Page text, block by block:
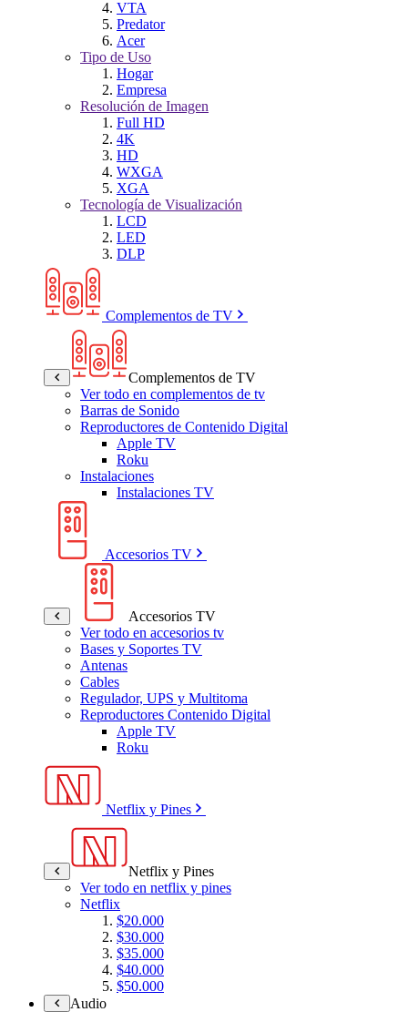
VTA
Predator
Acer
Tipo de Uso
Hogar
Empresa
Resolución de Imagen
Full HD
4K
HD
WXGA
XGA
Tecnología de Visualización
LCD
LED
DLP
Complementos de TV
Complementos de TV
Ver todo en complementos de tv
Barras de Sonido
Reproductores de Contenido Digital
Apple TV
Roku
Instalaciones
Instalaciones TV
Accesorios TV
Accesorios TV
Ver todo en accesorios tv
Bases y Soportes TV
Antenas
Cables
Regulador, UPS y Multitoma
Reproductores Contenido Digital
Apple TV
Roku
Netflix y Pines
Netflix y Pines
Ver todo en netflix y pines
Netflix
$20.000
$30.000
$35.000
$40.000
$50.000
Audio